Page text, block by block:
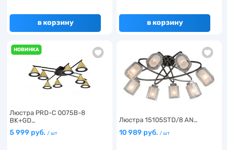
в корзину в корзину
НОВИНКА
Люстра PRD-C 0075B-8
BK+GD…
5 999 руб. / шт
Люстра 15105STD/8 AN…
10 989 руб. / шт